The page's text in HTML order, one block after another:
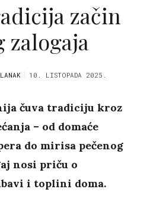
začin
zalogaja
10. LISTOPADA 2025.
čuva tradiciju kroz
– od domaće
do mirisa pečenog
nosi priču o
i toplini doma.